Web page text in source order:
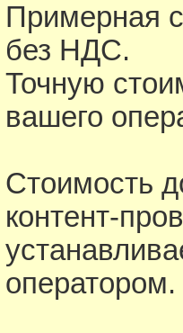
Примерная
без НДС.
Точную
вашего
Стоимость
контент-
оператором.